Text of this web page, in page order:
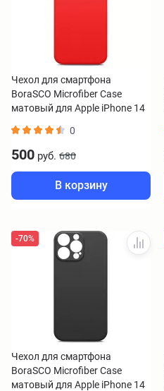
Чехол для смартфона
BoraSCO Microfiber Case
матовый для Apple iPhone 14
0
500 руб. 680
В корзину
-70%
Чехол для смартфона
BoraSCO Microfiber Case
матовый для Apple iPhone 14